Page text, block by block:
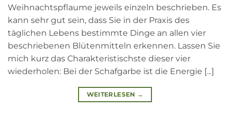
Weihnachtspflaume jeweils einzeln beschrieben. Es
kann sehr gut sein, dass Sie in der Praxis des
täglichen Lebens bestimmte Dinge an allen vier
beschriebenen Blütenmitteln erkennen. Lassen Sie
mich kurz das Charakteristischste dieser vier
wiederholen: Bei der Schafgarbe ist die Energie [...]
WEITERLESEN →